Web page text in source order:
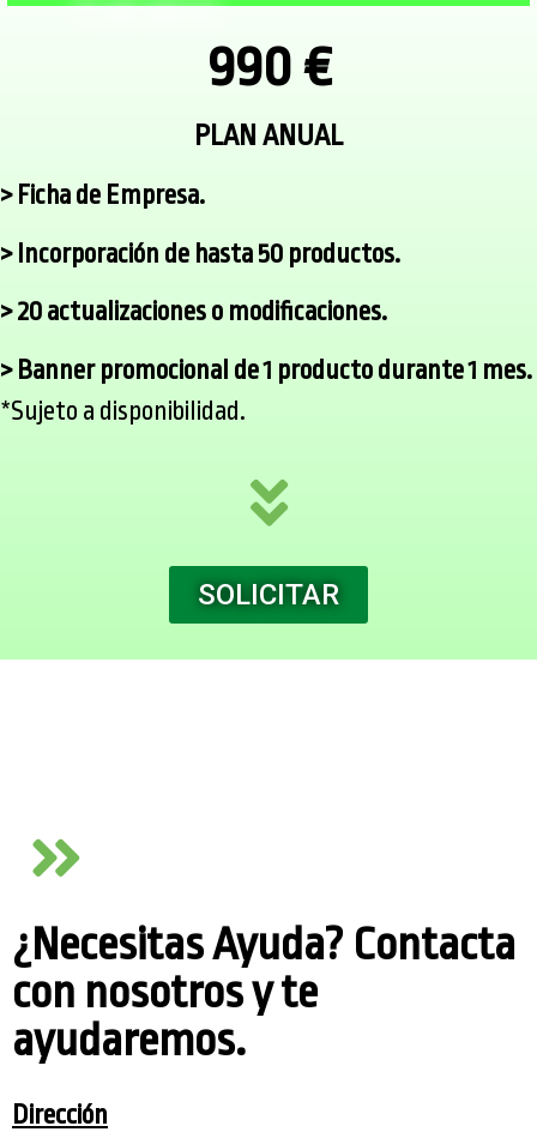
990 €
PLAN ANUAL
> Ficha de Empresa.
> Incorporación de hasta 50 productos.
> 20 actualizaciones o modificaciones.
> Banner promocional de 1 producto durante 1 mes.
*Sujeto a disponibilidad.
SOLICITAR
¿Necesitas Ayuda? Contacta
con nosotros y te
ayudaremos.
Dirección